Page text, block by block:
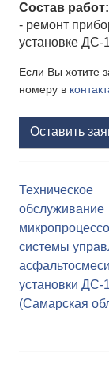
Состав работ:
- ремонт
установке ДС-
Если Вы хотите
номеру в
Оставить
Н
а
в
и
г
Техническое
обслуживание
системы
установки ДС-
(Самарская